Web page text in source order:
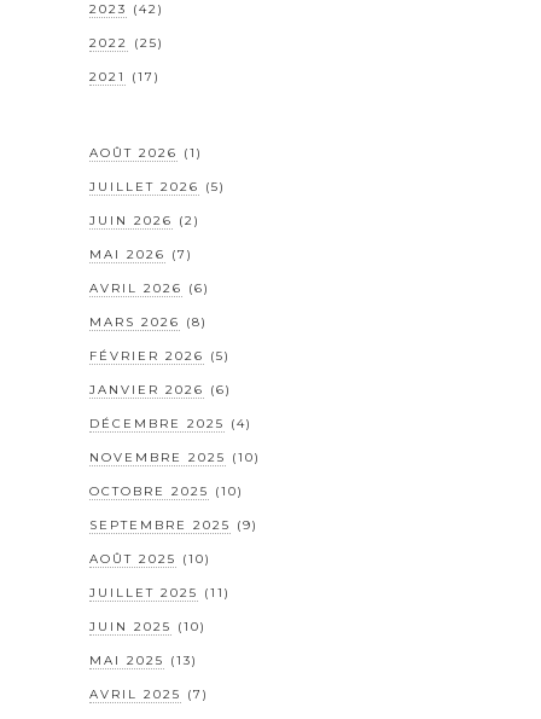
2023 (42)
2022 (25)
2021 (17)
AOÛT 2026 (1)
JUILLET 2026 (5)
JUIN 2026 (2)
MAI 2026 (7)
AVRIL 2026 (6)
MARS 2026 (8)
FÉVRIER 2026 (5)
JANVIER 2026 (6)
DÉCEMBRE 2025 (4)
NOVEMBRE 2025 (10)
OCTOBRE 2025 (10)
SEPTEMBRE 2025 (9)
AOÛT 2025 (10)
JUILLET 2025 (11)
JUIN 2025 (10)
MAI 2025 (13)
AVRIL 2025 (7)